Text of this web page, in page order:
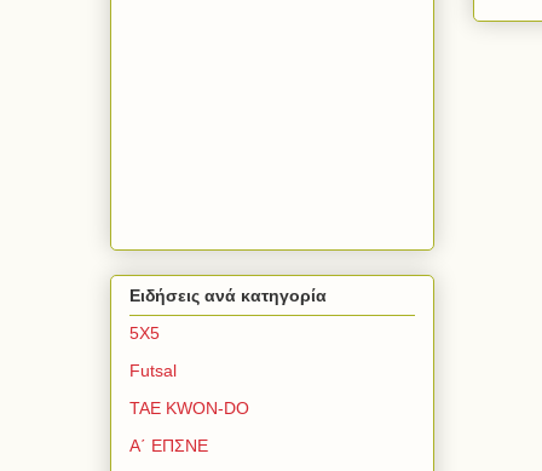
Ειδήσεις ανά κατηγορία
5Χ5
Futsal
TAE KWON-DO
Α΄ ΕΠΣΝΕ